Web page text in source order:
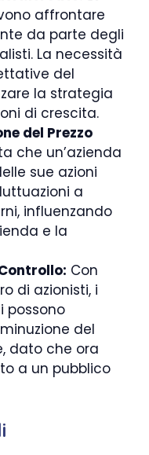
affrontare
da parte degli
La necessità
del
la strategia
di crescita.
del Prezzo
che un’azienda
sue azioni
a
influenzando
e la
Con
di azionisti, i
possono
del
dato che ora
a un pubblico